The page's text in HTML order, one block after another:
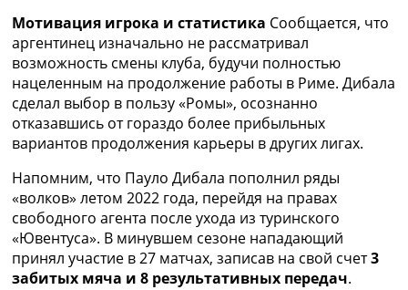
Украина. Первая Лига
Лига Чемпионов. Таблицы групп
Англия. Премьер-Лига
Испания. Ла Лига
Все таблицы >>>
Рейтинги
Рейтинг стран УЕФА
Рейтинг ФИФА
ТВ программа
Мотивация игрока и статистика Сообщается, что
аргентинец изначально не рассматривал
возможность смены клуба, будучи полностью
нацеленным на продолжение работы в Риме. Дибала
сделал выбор в пользу «Ромы», осознанно
отказавшись от гораздо более прибыльных
вариантов продолжения карьеры в других лигах.
Напомним, что Пауло Дибала пополнил ряды
«волков» летом 2022 года, перейдя на правах
свободного агента после ухода из туринского
«Ювентуса». В минувшем сезоне нападающий
принял участие в 27 матчах, записав на свой счет3
забитых мяча и 8 результативных передач.